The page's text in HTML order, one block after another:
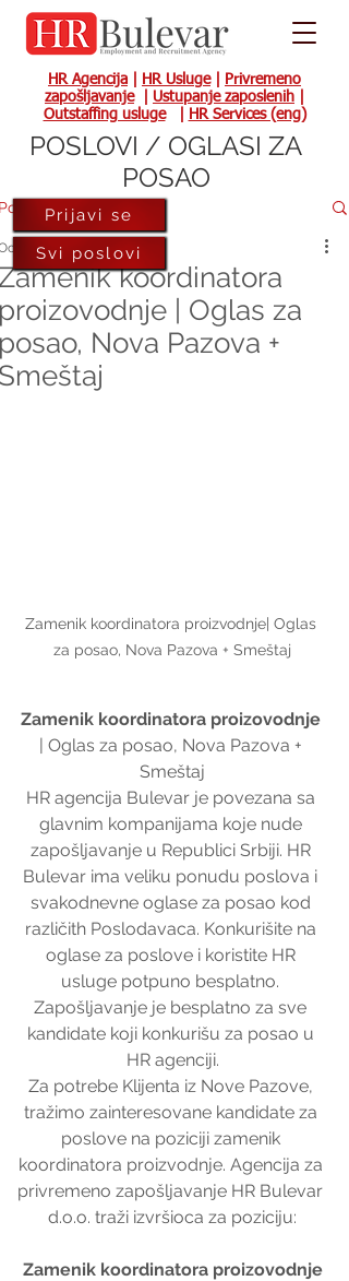
HR Agencija HR Usluge|
Privremeno
zapošljavanje| Ustupanje zaposlenih
Outstaffing usluge| HR Services (eng)
koordinatora
| Oglas za
Nova Pazova +
9, 2023
Zamenik koordinatora proizvodnje| Oglas
za posao, Nova Pazova + Smeštaj
Zamenik koordinatora proizovodnje
| Oglas za posao, Nova Pazova +
Smeštaj
HR agencija Bulevar je povezana sa
glavnim kompanijama koje nude
zapošljavanje u Republici Srbiji. HR
Bulevar ima veliku ponudu poslova i
svakodnevne oglase za posao kod
različith Poslodavaca. Konkurišite na
oglase za poslove i koristite HR
usluge potpuno besplatno.
Zapošljavanje je besplatno za sve
kandidate koji konkurišu za posao u
HR agenciji.
Za potrebe Klijenta iz Nove Pazove,
tražimo zainteresovane kandidate za
poslove na poziciji zamenik
koordinatora proizvodnje. Agencija za
privremeno zapošljavanje HR Bulevar
d.o.o. traži izvršioca za poziciju:
Zamenik koordinatora proizovodnje
Prijavi se
Svi poslovi
POSLOVI / OGLASI ZA
POSAO